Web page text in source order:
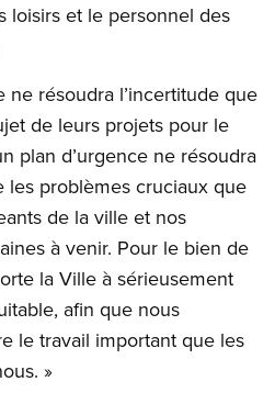
loisirs et le personnel des
ne résoudra l’incertitude que
de leurs projets pour le
plan d’urgence ne résoudra
les problèmes cruciaux que
de la ville et nos
à venir. Pour le bien de
la Ville à sérieusement
afin que nous
le travail important que les
»